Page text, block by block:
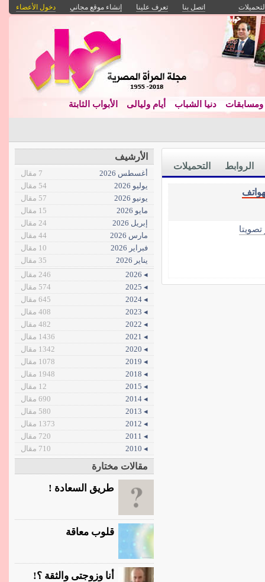
اتصل بنا تعرف علينا إنشاء موقع مجاني دخول الأعضاء
دنيا الشباب أيام وليالى الأبواب الثابتة
التحميلات الروابط
تصويتا
الأرشيف
أغسطس 2026
7 مقال
يوليو 2026
54 مقال
يونيو 2026
57 مقال
مايو 2026
15 مقال
إبريل 2026
24 مقال
مارس 2026
44 مقال
فبراير 2026
10 مقال
يناير 2026
35 مقال
◂ 2026
246 مقال
◂ 2025
574 مقال
◂ 2024
645 مقال
◂ 2023
408 مقال
◂ 2022
482 مقال
◂ 2021
1436 مقال
◂ 2020
1342 مقال
◂ 2019
1078 مقال
◂ 2018
1948 مقال
◂ 2015
12 مقال
◂ 2014
690 مقال
◂ 2013
580 مقال
◂ 2012
1373 مقال
◂ 2011
720 مقال
◂ 2010
710 مقال
مقالات مختارة
طريق السعادة !
قلوب معاقة
أنا وزوجتى والثقة ؟!